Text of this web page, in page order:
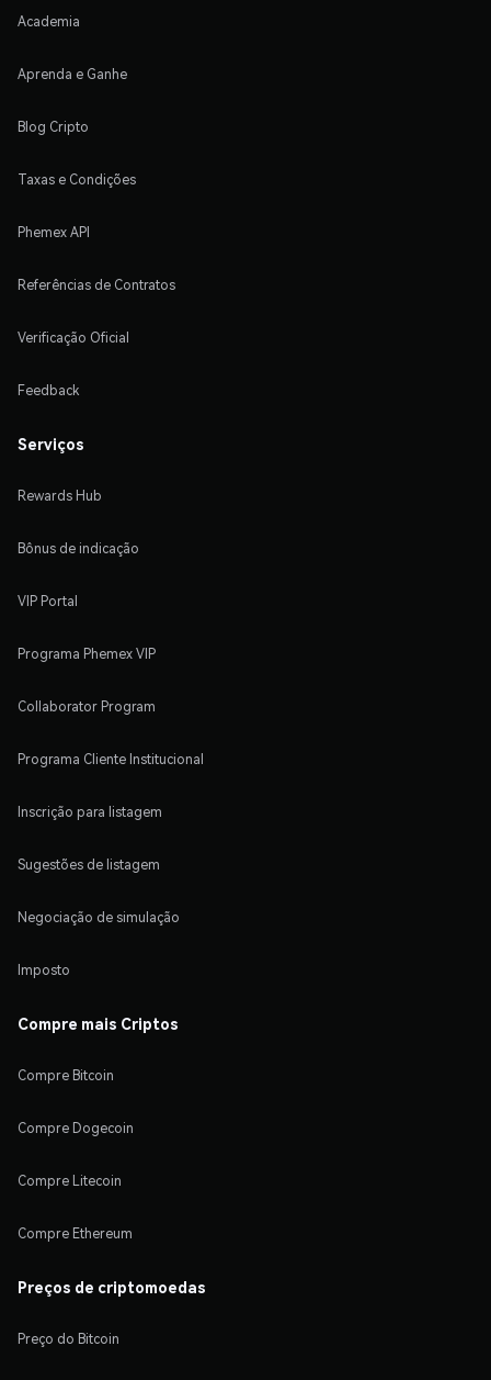
Academia
Aprenda e Ganhe
Blog Cripto
Taxas e Condições
Phemex API
Referências de Contratos
Verificação Oficial
Feedback
Serviços
Rewards Hub
Bônus de indicação
VIP Portal
Programa Phemex VIP
Collaborator Program
Programa Cliente Institucional
Inscrição para listagem
Sugestões de listagem
Negociação de simulação
Imposto
Compre mais Criptos
Compre Bitcoin
Compre Dogecoin
Compre Litecoin
Compre Ethereum
Preços de criptomoedas
Preço do Bitcoin